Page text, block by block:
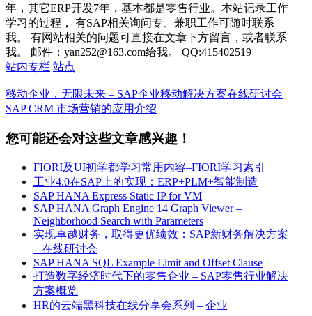
年，其它ERP开发7年，基本都是零售行业。本站记录工作
学习的过程， 有SAP相关询问专、兼职工作可随时联系
我。 有网站相关的问题可直接在文章下方留言，或者联系
我。 邮件：yan252@163.com给我。 QQ:415402519
站内专栏 站点
移动企业，无限未来 – SAP企业移动解决方案在线研讨会
SAP CRM 市场营销的应用介绍
您可能还会对这些文章感兴趣！
FIORI及UI初学都学习常用内容–FIORI学习索引
工业4.0在SAP上的实现：ERP+PLM+智能制造
SAP HANA Express Static IP for VM
SAP HANA Graph Engine 14 Graph Viewer –
Neighborhood Search with Parameters
实现卓越财务，取得更优绩效：SAP新财务解决方案
– 在线研讨会
SAP HANA SQL Example Limit and Offset Clause
打造数字经济时代下的零售企业 – SAP零售行业解决
方案概览
HR的云端黑科技在线分享会系列 – 企业